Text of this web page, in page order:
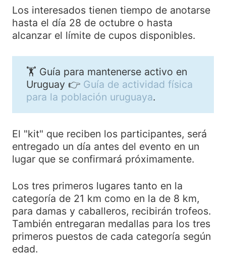
Los interesados tienen tiempo de anotarse
hasta el día 28 de octubre o hasta
alcanzar el límite de cupos disponibles.
🏋️ Guía para mantenerse activo en
Uruguay 👉 Guía de actividad física
para la población uruguaya.
El "kit" que reciben los participantes, será
entregado un día antes del evento en un
lugar que se confirmará próximamente.
Los tres primeros lugares tanto en la
categoría de 21 km como en la de 8 km,
para damas y caballeros, recibirán trofeos.
También entregaran medallas para los tres
primeros puestos de cada categoría según
edad.